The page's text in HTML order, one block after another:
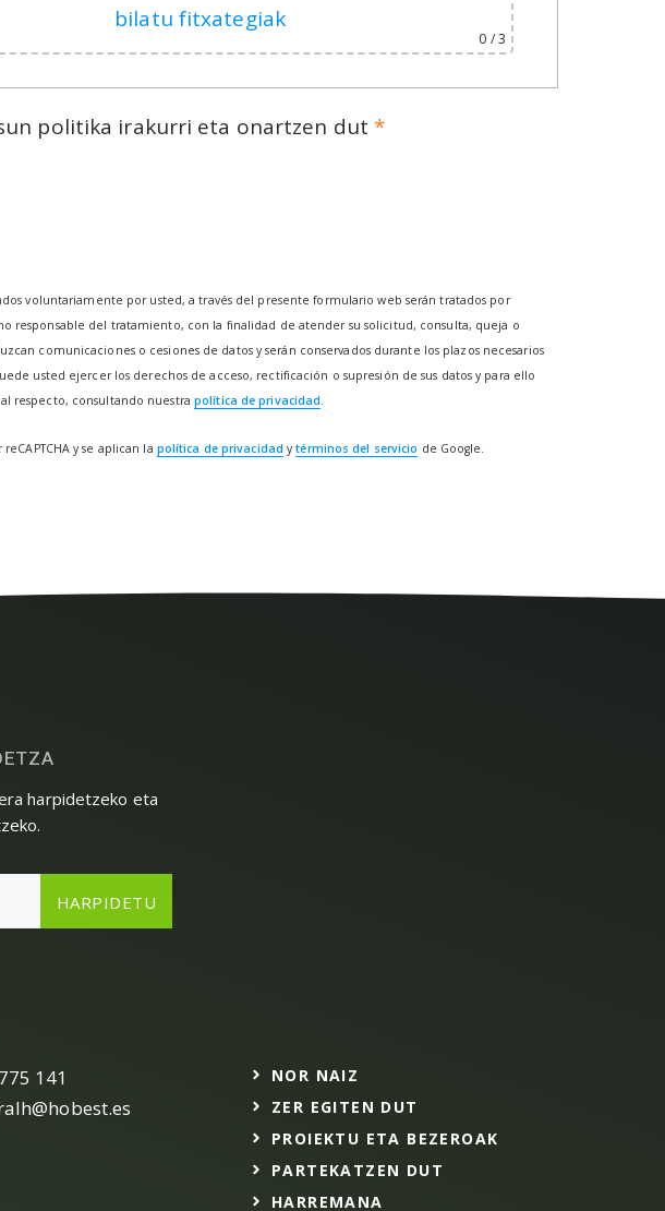
bilatu fitxategiak
0 / 3
politika irakurri eta onartzen dut *
voluntariamente por usted, a través del presente formulario web serán tratados por
responsable del tratamiento, con la finalidad de atender su solicitud, consulta, queja o
comunicaciones o cesiones de datos y serán conservados durante los plazos necesarios
usted ejercer los derechos de acceso, rectificación o supresión de sus datos y para ello
respecto, consultando nuestra política de privacidad.
y se aplican la política de privacidad ytérminos del servicio de Google.
harpidetzeko eta
141
NOR NAIZ
ZER EGITEN DUT
PROIEKTU ETA BEZEROAK
PARTEKATZEN DUT
HARREMANA